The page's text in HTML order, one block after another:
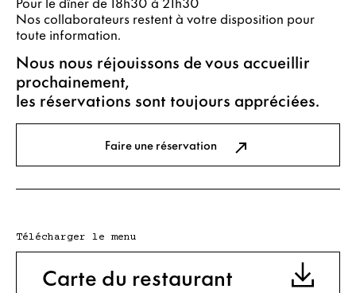
Nos collaborateurs restent à votre disposition pour
toute information.
Nous nous réjouissons de vous accueillir
prochainement,
les réservations sont toujours appréciées.
Faire une réservation
Télécharger le menu
Carte du restaurant